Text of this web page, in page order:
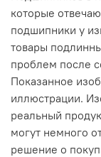
которые
подшипники у
товары
проблем после
Показанное
иллюстрации.
реальный
могут немного
решение о